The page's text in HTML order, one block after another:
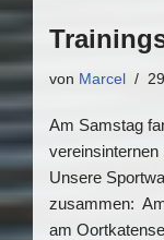
von Marcel
Am Samstag
vereinsinternen
Unsere
zusammen:
am